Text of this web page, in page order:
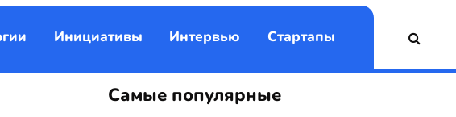
Инициативы Интервью Стартапы
Самые популярные